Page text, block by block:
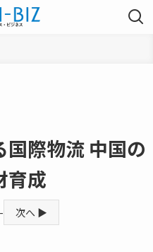
際物流 中国の
育成
次へ ▶